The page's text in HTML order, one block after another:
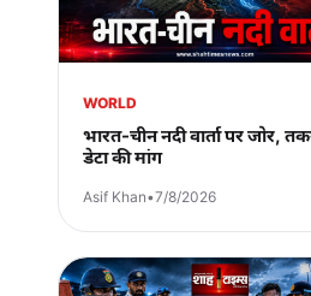
WORLD
भारत-चीन नदी वार्ता पर जोर,
डेटा की मांग
Asif Khan•7/8/2026